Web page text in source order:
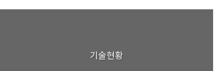
기술현황